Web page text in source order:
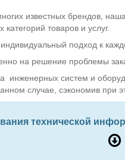
известных брендов,
товаров и услуг.
подход к
на решение проблемы
инженерных систем и
случае, сэкономив при
технической